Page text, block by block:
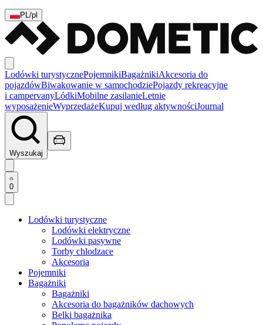
PL/pl
Lodówki turystycznePojemnikiBagażnikiAkcesoria do
pojazdówBiwakowanie w samochodziePojazdy rekreacyjne
i campervanyLódkiMobilne zasilanieLetnie
wyposażenieWyprzedażeKupuj według aktywnościJournal
Wyszukaj
0
Lodówki turystyczne
Lodówki elektryczne
Lodówki pasywne
Torby chlodzace
Akcesoria
Pojemniki
Bagażniki
Bagażniki
Akcesoria do bagażników dachowych
Belki bagażnika